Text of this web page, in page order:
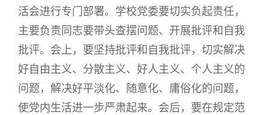
活会进行专门部署。学校党委要切实负起责任，
主要负责同志要带头查摆问题、开展批评和自我
批评。会上，要坚持批评和自我批评，切实解决
好自由主义、分散主义、好人主义、个人主义的
问题，解决好平淡化、随意化、庸俗化的问题，
使党内生活进一步严肃起来。会后，要在规定范